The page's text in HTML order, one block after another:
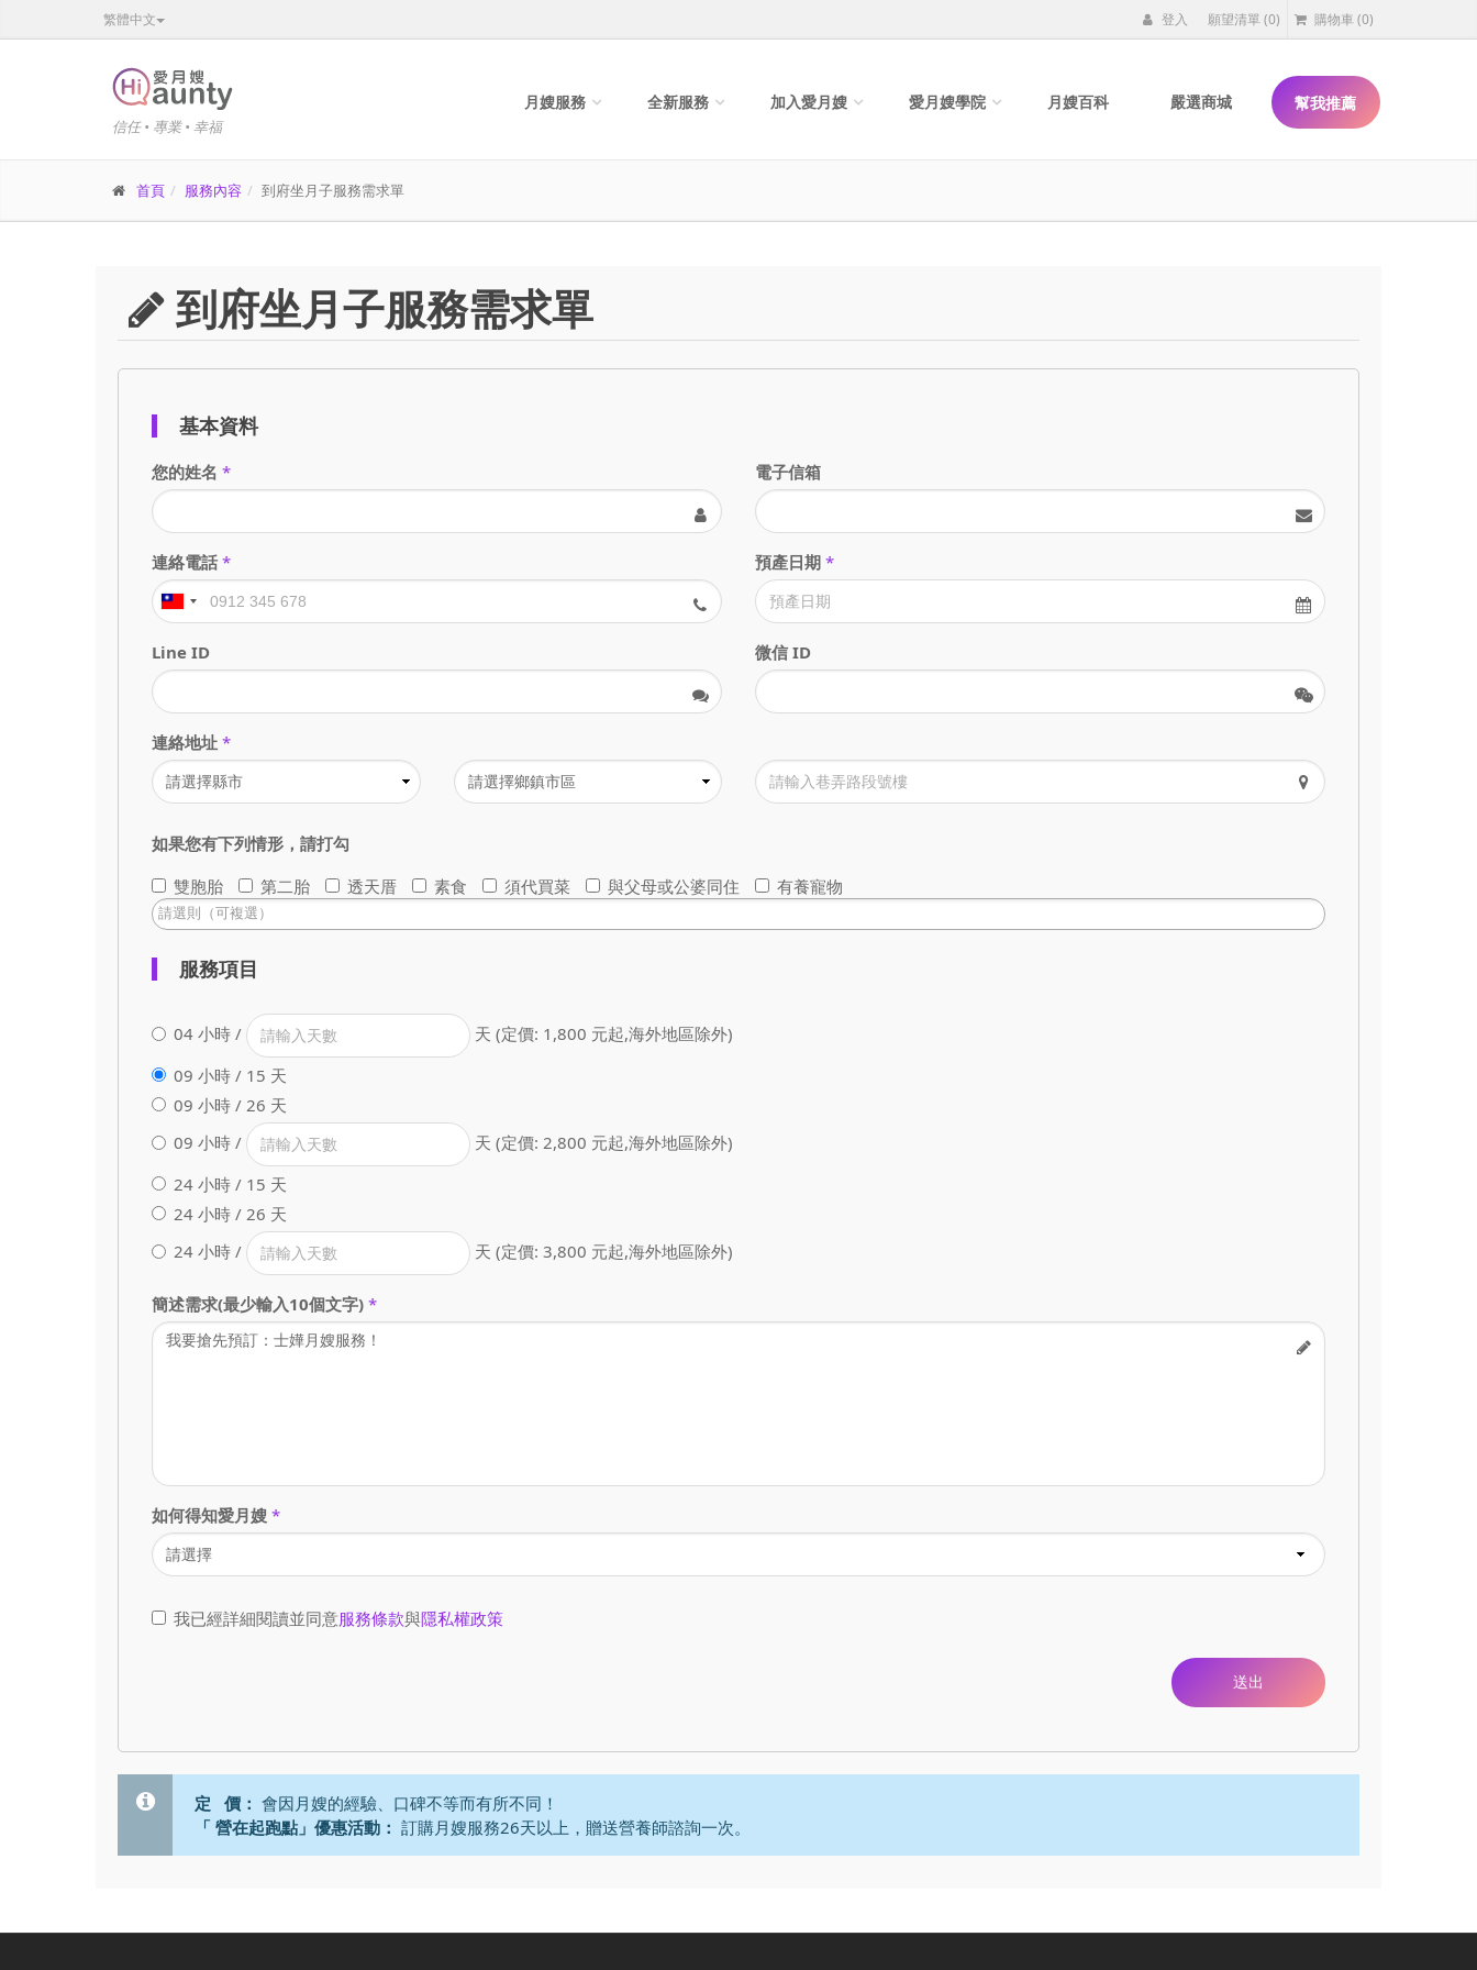
繁體中文 登入 願望清單(0) 購物車 (0)
信任 • 專業 • 幸福
月嫂服務 全新服務 加入愛月嫂 愛月嫂學院 月嫂百科 嚴選商城 幫我推薦
首頁 服務內容 到府坐月子服務需求單
到府坐月子服務需求單
基本資料
您的姓名 * 電子信箱
連絡電話 * 預產日期 *
Line ID 微信 ID
連絡地址 *
如果您有下列情形，請打勾
雙胞胎
第二胎 透天厝 素食 須代買菜 與父母或公婆同住 有養寵物
服務項目
04 小時 /
天 (定價: 1,800 元起,海外地區除外)
09 小時 / 15 天
09 小時 / 26 天
09 小時 /
天 (定價: 2,800 元起,海外地區除外)
24 小時 / 15 天
24 小時 / 26 天
24 小時 /
天 (定價: 3,800 元起,海外地區除外)
簡述需求(最少輸入10個文字) *
如何得知愛月嫂 *
我已經詳細閱讀並同意服務條款與隱私權政策
定 價： 會因月嫂的經驗、口碑不等而有所不同！
「 營在起跑點」優惠活動： 訂購月嫂服務26天以上，贈送營養師諮詢一次。